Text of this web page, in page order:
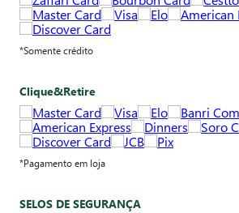
*Somente crédito
Clique&Retire
*Pagamento em loja
SELOS DE SEGURANÇA